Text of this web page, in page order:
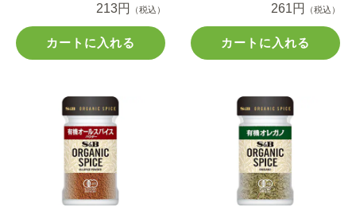
ヒージョ １２.４ｇ
213円 （税込）
カートに入れる
261円
（税込）
カートに入れる